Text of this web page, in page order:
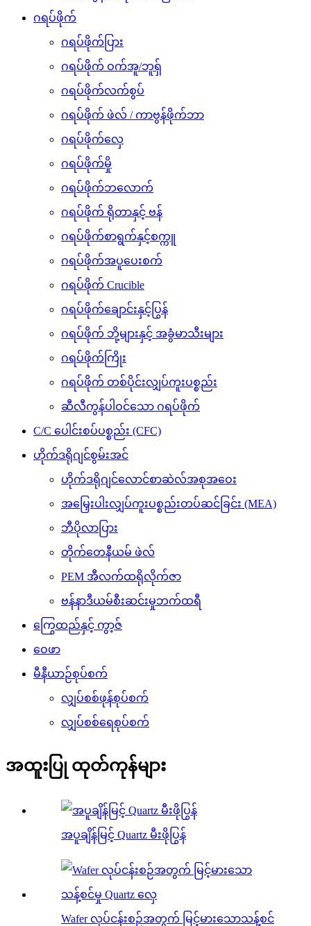
ဂရပ်ဖိုက်
ဂရပ်ဖိုက်ပြား
ဂရပ်ဖိုက် ဝက်အူ/ဘူရှ်
ဂရပ်ဖိုက်လက်စွပ်
ဂရပ်ဖိုက် ဖဲလ် / ကာဗွန်ဖိုက်ဘာ
ဂရပ်ဖိုက်လှေ
ဂရပ်ဖိုက်မှို
ဂရပ်ဖိုက်ဘလောက်
ဂရပ်ဖိုက် ရိုတာနှင့် ဗန်
ဂရပ်ဖိုက်စာရွက်နှင့်စက္ကူ
ဂရပ်ဖိုက်အပူပေးစက်
ဂရပ်ဖိုက် Crucible
ဂရပ်ဖိုက်ချောင်းနှင့်ပြွန်
ဂရပ်ဖိုက် ဘို့များနှင့် အခွံမာသီးများ
ဂရပ်ဖိုက်ကြိုး
ဂရပ်ဖိုက် တစ်ပိုင်းလျှပ်ကူးပစ္စည်း
ဆီလီကွန်ပါဝင်သော ဂရပ်ဖိုက်
C/C ပေါင်းစပ်ပစ္စည်း (CFC)
ဟိုက်ဒရိုဂျင်စွမ်းအင်
ဟိုက်ဒရိုဂျင်လောင်စာဆဲလ်အစုအဝေး
အမြှေးပါးလျှပ်ကူးပစ္စည်းတပ်ဆင်ခြင်း (MEA)
ဘီပိုလာပြား
တိုက်တေနီယမ် ဖဲလ်
PEM အီလက်ထရိုလိုက်ဇာ
ဗန်နာဒီယမ်စီးဆင်းမှုဘက်ထရီ
ကြွေထည်နှင့် ကွာ့ဇ်
ဝေဖာ
မီနီယာဉ်စုပ်စက်
လျှပ်စစ်ဖုန်စုပ်စက်
လျှပ်စစ်ရေစုပ်စက်
အထူးပြု ထုတ်ကုန်များ
အပူချိန်မြင့် Quartz မီးဖိုပြွန်
Wafer လုပ်ငန်းစဉ်အတွက် မြင့်မားသောသန့်စင်